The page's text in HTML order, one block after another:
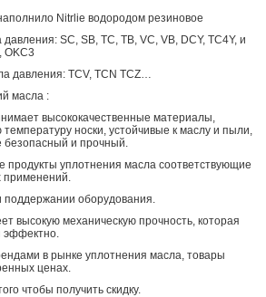
Nitrlie водородом резиновое
SC, SB, TC, TB, VC, VB, DCY, TC4Y, и
OKC3
давления: TCV, TCN TCZ…
масла :
высококачественные материалы,
носки, устойчивые к маслу и пыли,
безопасный и прочный.
продукты уплотнения масла соответствующие
применений.
поддержании оборудования.
высокую механическую прочность, которая
эффектно.
в рынке уплотнения масла, товары
ценах.
чтобы получить скидку.